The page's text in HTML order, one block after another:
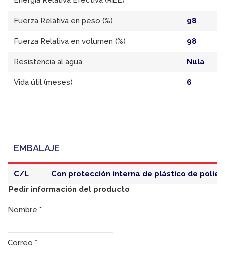
Fuerza Relativa en peso (%) 98
Fuerza Relativa en volumen (%) 98
Resistencia al agua Nula
Vida útil (meses) 6
EMBALAJE
C/L
Con protección interna de plástico de
Pedir información del producto
Nombre *
Correo *